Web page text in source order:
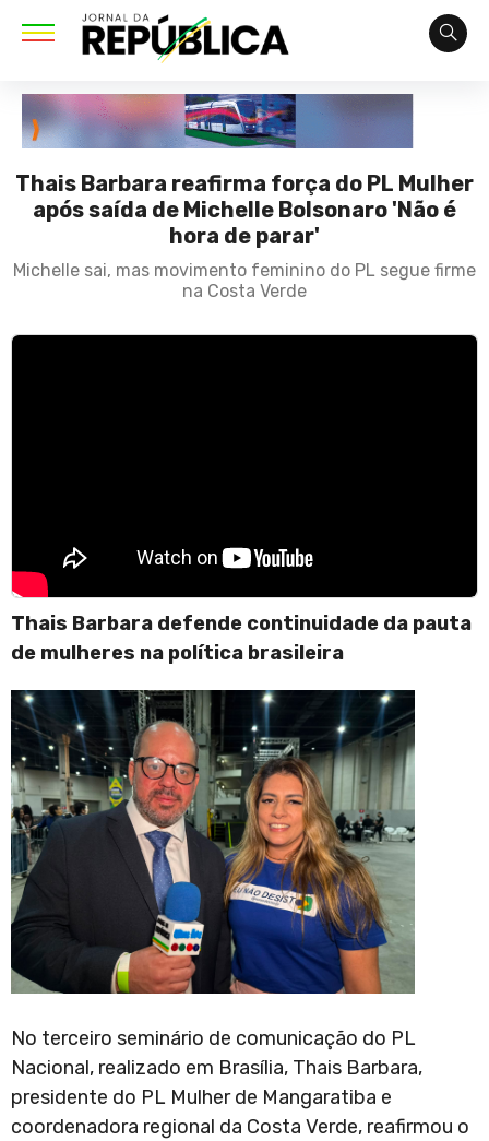
Thais Barbara reafirma força do PL Mulher
após saída de Michelle Bolsonaro 'Não é
hora de parar'
Michelle sai, mas movimento feminino do PL segue firme
na Costa Verde
Thais Barbara defende continuidade da pauta
de mulheres na política brasileira
No terceiro seminário de comunicação do PL
Nacional, realizado em Brasília, Thais Barbara,
presidente do PL Mulher de Mangaratiba e
coordenadora regional da Costa Verde, reafirmou o